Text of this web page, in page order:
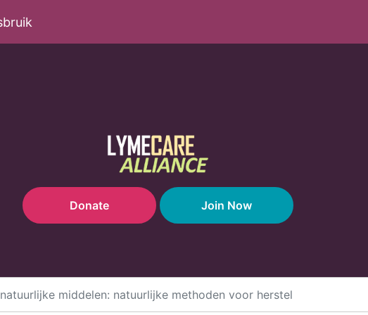
Donate Join Now
middelen: natuurlijke methoden voor herstel